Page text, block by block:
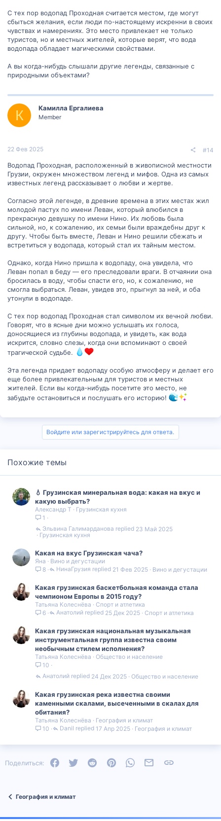
С тех пор водопад Проходная считается местом, где могут
сбыться желания, если люди по-настоящему искренни в своих
чувствах и намерениях. Это место привлекает не только
туристов, но и местных жителей, которые верят, что вода
водопада обладает магическими свойствами.
А вы когда-нибудь слышали другие легенды, связанные с
природными объектами?
К Камилла Ергалиева
Member
22 Фев 2025 #14
Водопад Проходная, расположенный в живописной местности
Грузии, окружен множеством легенд и мифов. Одна из самых
известных легенд рассказывает о любви и жертве.
Согласно этой легенде, в древние времена в этих местах жил
молодой пастух по имени Леван, который влюбился в
прекрасную девушку по имени Нино. Их любовь была
сильной, но, к сожалению, их семьи были враждебны друг к
другу. Чтобы быть вместе, Леван и Нино решили сбежать и
встретиться у водопада, который стал их тайным местом.
Однако, когда Нино пришла к водопаду, она увидела, что
Леван попал в беду — его преследовали враги. В отчаянии она
бросилась в воду, чтобы спасти его, но, к сожалению, не
смогла выбраться. Леван, увидев это, прыгнул за ней, и оба
утонули в водопаде.
С тех пор водопад Проходная стал символом их вечной любви.
Говорят, что в ясные дни можно услышать их голоса,
доносящиеся из глубины водопада, и увидеть, как вода
искрится, словно слезы, когда они вспоминают о своей
трагической судьбе.
Эта легенда придает водопаду особую атмосферу и делает его
еще более привлекательным для туристов и местных
жителей. Если вы когда-нибудь посетите это место, не
забудьте остановиться и послушать его историю!
Войдите или зарегистрируйтесь для ответа.
Похожие темы
💧 Грузинская минеральная вода: какая на вкус и
какую выбрать?
Александр Т
Грузинская кухня
1
Грузинская кухня
23 Май 2025
Эльвина Галимарданова
Какая на вкус Грузинская чача?
Яна
Вино и дегустации
8
Вино и дегустации
21 Фев 2025
НинаГрузия
Какая грузинская баскетбольная команда стала
чемпионом Европы в 2015 году?
Татьяна Колеснёва
Спорт и атлетика
6
Спорт и атлетика
25 Дек 2025
Анатолий
Какая грузинская национальная музыкальная
инструментальная группа известна своим
необычным стилем исполнения?
Татьяна Колеснёва
Общество и население
10
Общество и население
24 Дек 2025
Анатолий
Какая грузинская река известна своими
каменными скалами, высеченными в скалах для
обитания?
Татьяна Колеснёва
География и климат
10
География и климат
17 Апр 2025
Danil
Поделиться: FacebookTwitter Reddit PinterestWhatsAppЭлектронная почта
География и климат